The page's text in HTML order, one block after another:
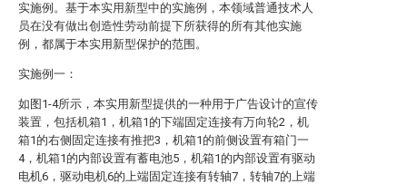
实施例。基于本实用新型中的实施例，本领域普通技术人
员在没有做出创造性劳动前提下所获得的所有其他实施
例，都属于本实用新型保护的范围。
实施例一：
如图1-4所示，本实用新型提供的一种用于广告设计的宣传
装置，包括机箱1，机箱1的下端固定连接有万向轮2，机
箱1的右侧固定连接有推把3，机箱1的前侧设置有箱门一
4，机箱1的内部设置有蓄电池5，机箱1的内部设置有驱动
电机6，驱动电机6的上端固定连接有转轴7，转轴7的上端